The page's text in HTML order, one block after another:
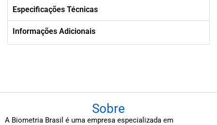
Especificações Técnicas
Informações Adicionais
Sobre
A Biometria Brasil é uma empresa especializada em